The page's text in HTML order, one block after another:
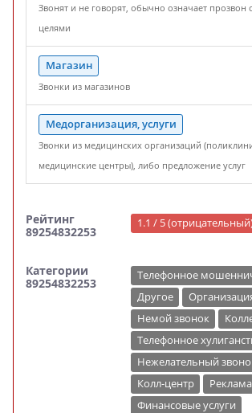
Звонят и не говорят, обычно означает прозвон
целями
Магазин
Звонки из магазинов
Медорганизация, услуги
Звонки из медицинских организаций
медицинские центры), либо предложение услуг
Рейтинг
89254832253
1.1 / 5
Категории
89254832253
Телефонное
Другое
Немой звонок
Телефонное
Нежелательный
Колл-центр
Финансовые услуги